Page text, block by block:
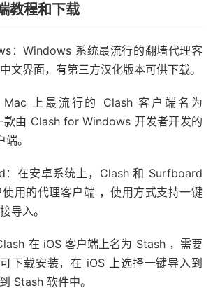
教程和下载
：Windows 系统最流行的翻墙代理客
文界面，有第三方汉化版本可供下载。
上最流行的 Clash 客户端名为
款由 Clash for Windows 开发者开发的
。
在安卓系统上，Clash 和 Surfboard
用的代理客户端 ，使用方式支持一键
导入。
在 iOS 客户端上名为 Stash ，需要
下载安装，在 iOS 上选择一键导入到
Stash 软件中。